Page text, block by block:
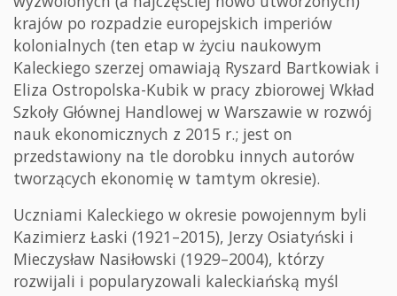
krajów po rozpadzie europejskich imperiów
kolonialnych (ten etap w życiu naukowym
Kaleckiego szerzej omawiają Ryszard Bartkowiak i
Eliza Ostropolska-Kubik w pracy zbiorowej Wkład
Szkoły Głównej Handlowej w Warszawie w rozwój
nauk ekonomicznych z 2015 r.; jest on
przedstawiony na tle dorobku innych autorów
tworzących ekonomię w tamtym okresie).
Uczniami Kaleckiego w okresie powojennym byli
Kazimierz Łaski (1921–2015), Jerzy Osiatyński i
Mieczysław Nasiłowski (1929–2004), którzy
rozwijali i popularyzowali kaleckiańską myśl